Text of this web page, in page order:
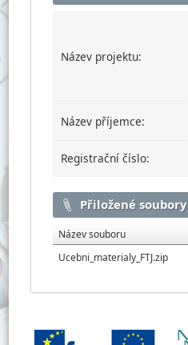
Název projektu:
Název příjemce:
Registrační číslo:
Přiložené soubory
Název souboru
Ucebni_materialy_FTJ.zip